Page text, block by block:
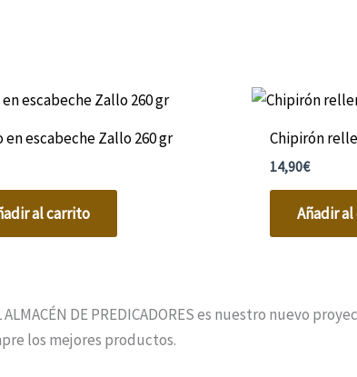
en escabeche Zallo 260 gr
al carrito
Chipirón
14,90€
Añadir
DE PREDICADORES es nuestro nuevo
los mejores productos.